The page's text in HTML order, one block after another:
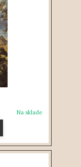
Na sklade